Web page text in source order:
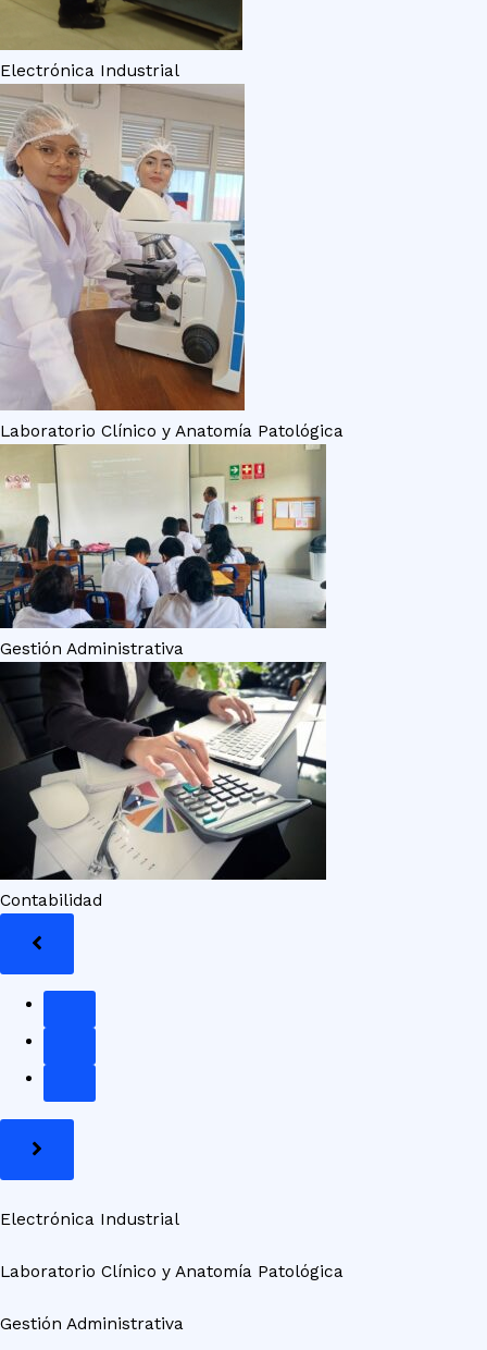
Electrónica Industrial
Laboratorio Clínico y Anatomía Patológica
Gestión Administrativa
Contabilidad
Electrónica Industrial
Laboratorio Clínico y Anatomía Patológica
Gestión Administrativa